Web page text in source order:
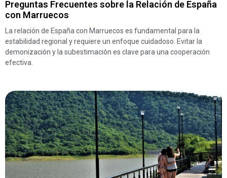
Preguntas Frecuentes sobre la Relación de España
con Marruecos
La relación de España con Marruecos es fundamental para la
estabilidad regional y requiere un enfoque cuidadoso. Evitar la
demonización y la subestimación es clave para una cooperación
efectiva.